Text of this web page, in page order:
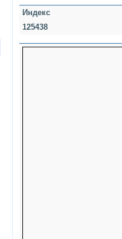
Индекс
125438